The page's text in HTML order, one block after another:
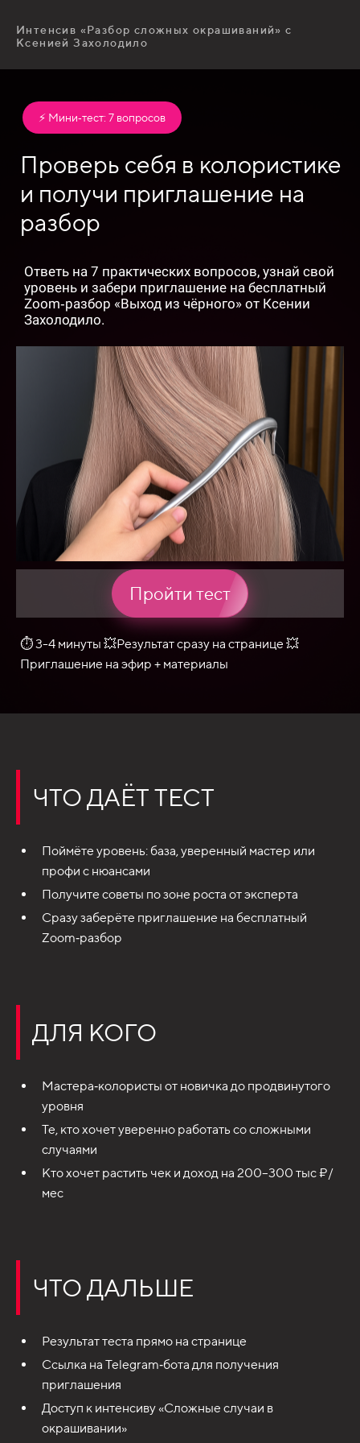
Интенсив «Разбор сложных окрашиваний» с
Ксенией Захолодило
⚡ Мини‑тест: 7 вопросов
Проверь себя в колористике
и получи приглашение на
разбор
Ответь на 7 практических вопросов, узнай свой
уровень и забери приглашение на бесплатный
Zoom‑разбор «Выход из чёрного» от Ксении
Захолодило.
Пройти тест
⏱ 3-4 минуты 💥Результат сразу на странице 💥
Приглашение на эфир + материалы
ЧТО ДАЁТ ТЕСТ
Поймёте уровень: база, уверенный мастер или
профи с нюансами
Получите советы по зоне роста от эксперта
Сразу заберёте приглашение на бесплатный
Zoom‑разбор
ДЛЯ КОГО
Мастера‑колористы от новичка до продвинутого
уровня
Те, кто хочет уверенно работать со сложными
случаями
Кто хочет растить чек и доход на 200–300 тыс ₽/
мес
ЧТО ДАЛЬШЕ
Результат теста прямо на странице
Ссылка на Telegram‑бота для получения
приглашения
Доступ к интенсиву «Сложные случаи в
окрашивании»